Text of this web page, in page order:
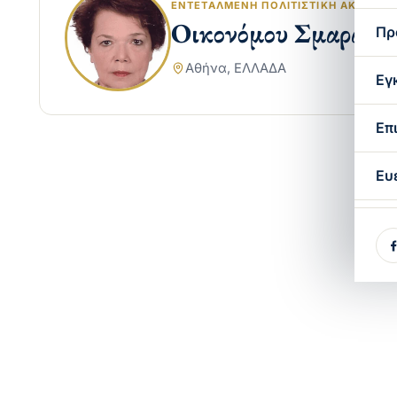
ΕΝΤΕΤΑΛΜΈΝΗ ΠΟΛΙΤΙΣΤΙΚΉ
Οικονόμου
Αθήνα, ΕΛΛΑΔΑ